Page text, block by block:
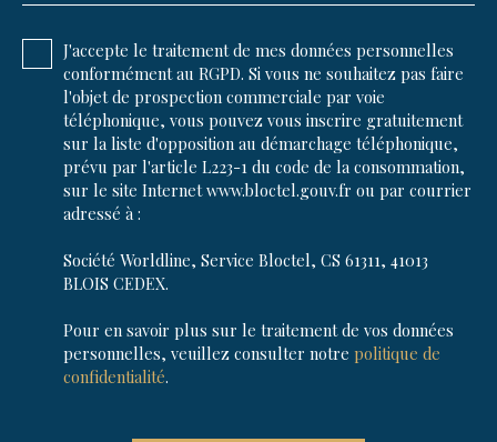
J'accepte le traitement de mes données personnelles
conformément au RGPD. Si vous ne souhaitez pas faire
l'objet de prospection commerciale par voie
téléphonique, vous pouvez vous inscrire gratuitement
sur la liste d'opposition au démarchage téléphonique,
prévu par l'article L223-1 du code de la consommation,
sur le site Internet www.bloctel.gouv.fr ou par courrier
adressé à :
Société Worldline, Service Bloctel, CS 61311, 41013
BLOIS CEDEX.
Pour en savoir plus sur le traitement de vos données
personnelles, veuillez consulter notre politique de
confidentialité.